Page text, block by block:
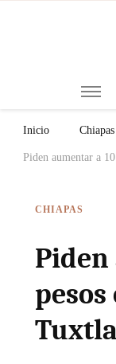
Inicio Chiapas
Piden aumentar a
CHIAPAS
Piden
pesos